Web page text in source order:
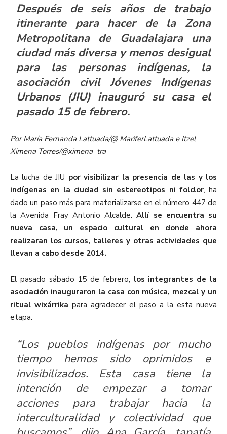
Después de seis años de trabajo
itinerante para hacer de
la Zona
Metropolitanade Guadalajara una
ciudad más diversa y menos desigual
para las personas indígenas, la
asociación civilJóvenes Indígenas
Urbanos(JIU) inauguró su casa el
pasado 15 de febrero.
PorMaría Fernanda Lattuada/@ MariferLattuada e Itzel
Ximena Torres/@ximena_tra
La lucha de JIU por visibilizar la presencia de las y los
indígenas en la ciudad sin estereotipos ni folclor, ha
dado un paso más para materializarse en el número 447de
la Avenida Fray Antonio Alcalde.Allí se encuentra su
nueva casa, un espacio cultural en donde ahora
realizaran los cursos, talleres y otras actividades que
llevan a cabo desde 2014.
El pasado sábado 15 de febrero, los integrantes de la
asociación inauguraron la casa con música, mezcal y un
ritual wixárrika para agradecer el paso a la esta nueva
etapa.
“Los pueblos indígenas por mucho
tiempo hemos sido oprimidos e
invisibilizados. Esta casa tiene la
intención de empezar a tomar
acciones para trabajar hacia la
interculturalidady colectividadque